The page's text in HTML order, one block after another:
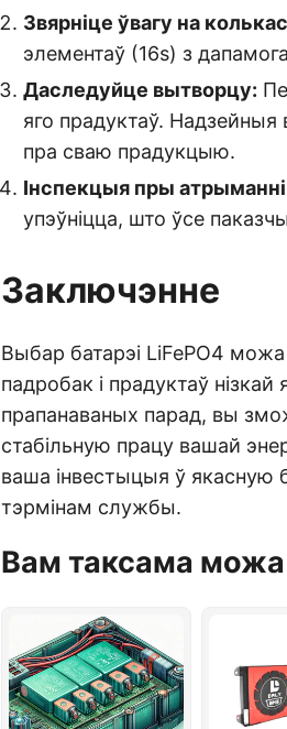
Звярніце ўвагу на
элементаў (16s) з
Даследуйце вытворцу:
яго прадуктаў.
пра сваю прадукцыю.
Інспекцыя пры
упэўніцца, што ўсе
Заключэнне
Выбар батарэі LiFePO4
падробак і прадуктаў
прапанаваных парад, вы
стабільную працу вашай
ваша інвестыцыя ў якасную
тэрмінам службы.
Вам таксама